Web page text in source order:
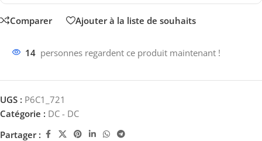
Comparer Ajouter à la liste de souhaits
14 personnes regardent ce produit maintenant !
UGS : P6C1_721
Catégorie : DC - DC
Partager :